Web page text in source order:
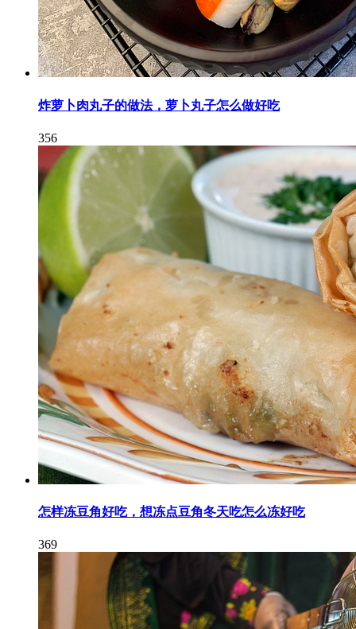
炸萝卜肉丸子的做法，萝卜丸子怎么做好吃
356
怎样冻豆角好吃，想冻点豆角冬天吃怎么冻好吃
369